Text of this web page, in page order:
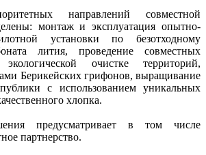
направлений совместной
монтаж и эксплуатация опытно-
установки по безотходному
лития, проведение совместных
очистке территорий,
Берикейских грифонов, выращивание
с использованием уникальных
хлопка.
предусматривает в том числе
партнерство.